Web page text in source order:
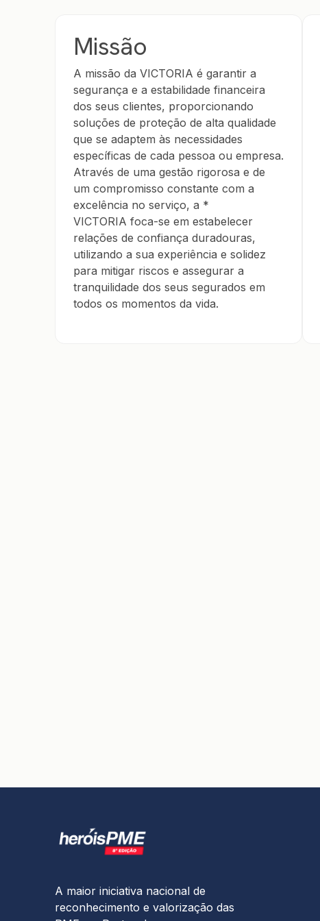
Missão
A missão da VICTORIA é garantir a
segurança e a estabilidade financeira
dos seus clientes, proporcionando
soluções de proteção de alta qualidade
que se adaptem às necessidades
específicas de cada pessoa ou empresa.
Através de uma gestão rigorosa e de
um compromisso constante com a
excelência no serviço, a *
VICTORIA foca-se em estabelecer
relações de confiança duradouras,
utilizando a sua experiência e solidez
para mitigar riscos e assegurar a
tranquilidade dos seus segurados em
todos os momentos da vida.
A maior iniciativa nacional de
reconhecimento e valorização das